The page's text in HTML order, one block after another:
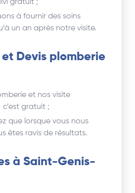
gratuit ;
à fournir des soins
un an après notre visite.
et Devis plomberie
et nos visite
gratuit ;
que lorsque vous nous
êtes ravis de résultats.
à Saint-Genis-